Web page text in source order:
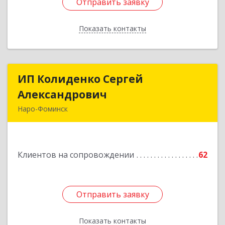
Показать контакты
Назад
ИП Колиденко Сергей
Александрович
Наро-Фоминск
Клиентов на сопровождении 62
Отправить заявку
Показать контакты
ИП Колиденко Сергей
Отправить заявку
Назад